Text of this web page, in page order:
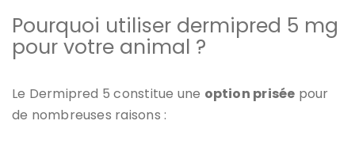
Pourquoi utiliser dermipred 5 mg
pour votre animal ?
Le Dermipred 5 constitue une option prisée pour
de nombreuses raisons :